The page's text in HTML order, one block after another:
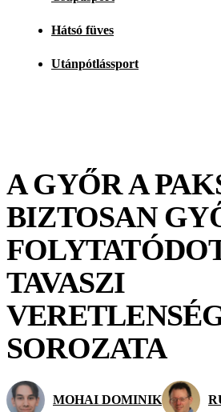
Hátsó füves
Utánpótlássport
A GYŐR A
BIZTOSAN
TAVASZI
SOROZATA
MOHAI DOMINIK